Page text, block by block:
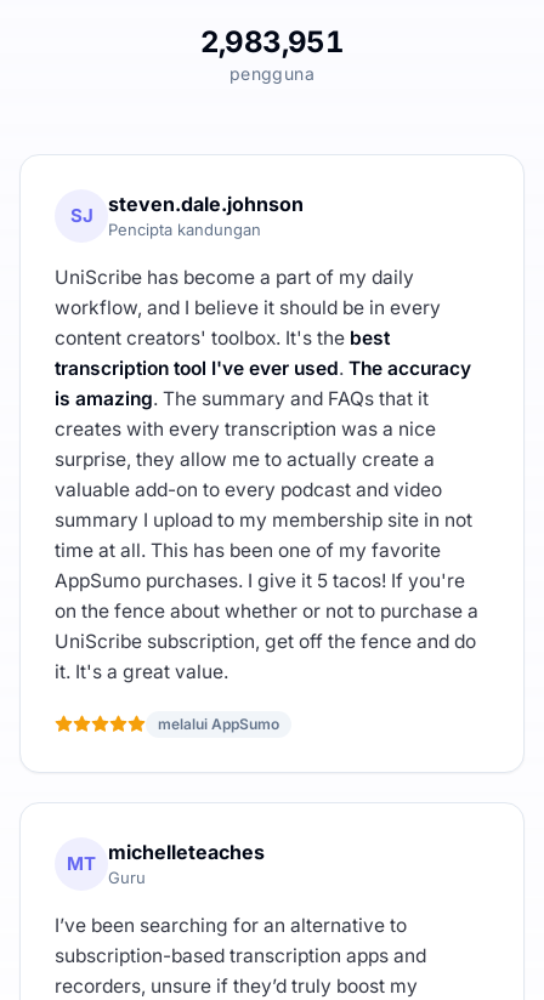
2,983,951
pengguna
SJ steven.dale.johnson
Pencipta kandungan
UniScribe has become a part of my daily
workflow, and I believe it should be in every
content creators' toolbox. It's the best
transcription tool I've ever used. The accuracy
is amazing. The summary and FAQs that it
creates with every transcription was a nice
surprise, they allow me to actually create a
valuable add-on to every podcast and video
summary I upload to my membership site in not
time at all. This has been one of my favorite
AppSumo purchases. I give it 5 tacos! If you're
on the fence about whether or not to purchase a
UniScribe subscription, get off the fence and do
it. It's a great value.
melalui AppSumo
MT michelleteaches
Guru
I’ve been searching for an alternative to
subscription-based transcription apps and
recorders, unsure if they’d truly boost my